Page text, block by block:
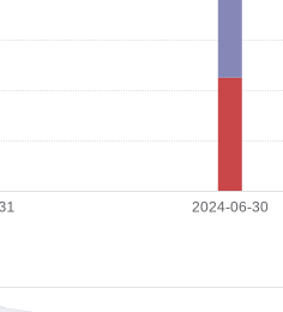
理、权益投资二部副总经理、权益投资二
决策委员会成员 学历：硕士
年证券从业年限。现任广发基金管理有限
广发价值稳进混合型证券投资基金基金
河北省信托投资公司、华夏证券有限公